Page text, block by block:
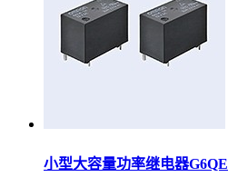
小型大容量功率继电器G6QE